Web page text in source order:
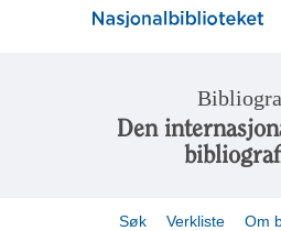
Den
Søk Verkliste Om